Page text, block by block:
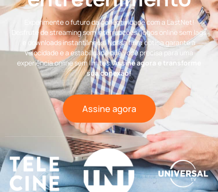
Experimente o futuro da conectividade com a LastNet!
Desfrute de streaming sem interrupções, jogos online sem lags
e downloads instantâneos. Nossa fibra óptica garante a
velocidade e a estabilidade que você precisa para uma
experiência online sem limites.Assine agora e transforme
sua conexão!
Assine agora